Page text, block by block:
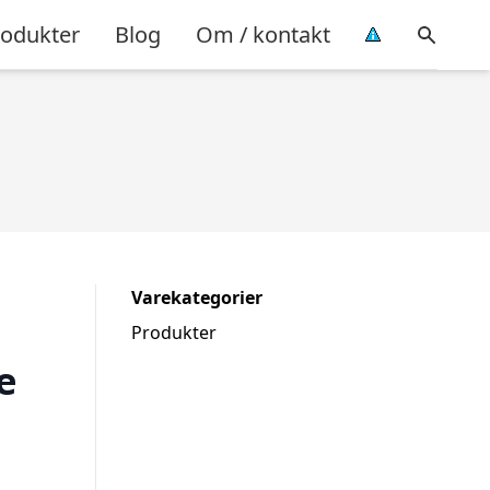
Blog Om / kontakt
Varekategorier
Produkter